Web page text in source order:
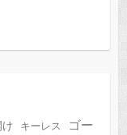
け キーレス
ゴー